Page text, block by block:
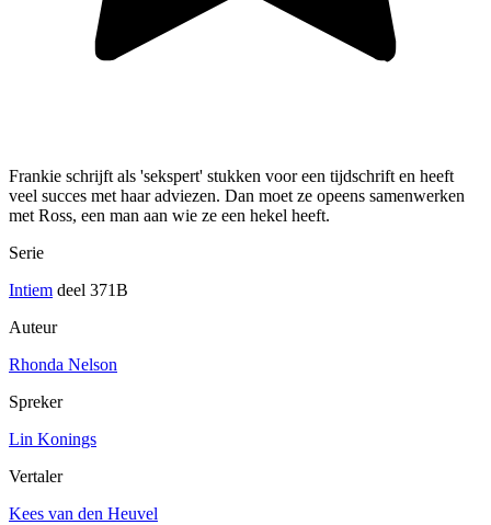
Frankie schrijft als 'sekspert' stukken voor een tijdschrift en heeft
veel succes met haar adviezen. Dan moet ze opeens samenwerken
met Ross, een man aan wie ze een hekel heeft.
Serie
Intiem deel 371B
Auteur
Rhonda Nelson
Spreker
Lin Konings
Vertaler
Kees van den Heuvel